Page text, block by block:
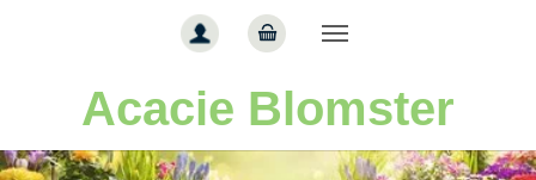
Acacie Blomster